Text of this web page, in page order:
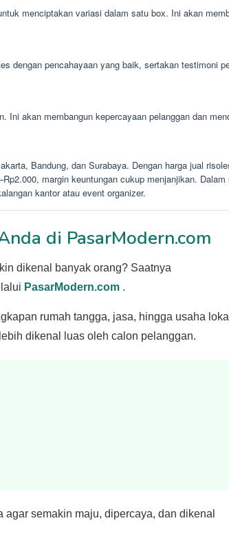
menciptakan variasi dalam satu box. Ini akan
dengan pencahayaan yang baik, sertakan testimoni
akan membangun kepercayaan pelanggan dan
Bandung, dan Surabaya. Dengan harga jual
margin keuntungan cukup menjanjikan.
kantor atau event organizer.
di PasarModern.com
dikenal banyak orang? Saatnya
PasarModern.com .
rumah tangga, jasa, hingga usaha lokal
dikenal luas oleh calon pelanggan.
semakin maju, dipercaya, dan dikenal